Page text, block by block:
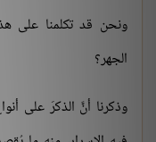
ونحن قد تكلمنا على
الجهر؟
وذكرنا أنَّ الذكرَ على